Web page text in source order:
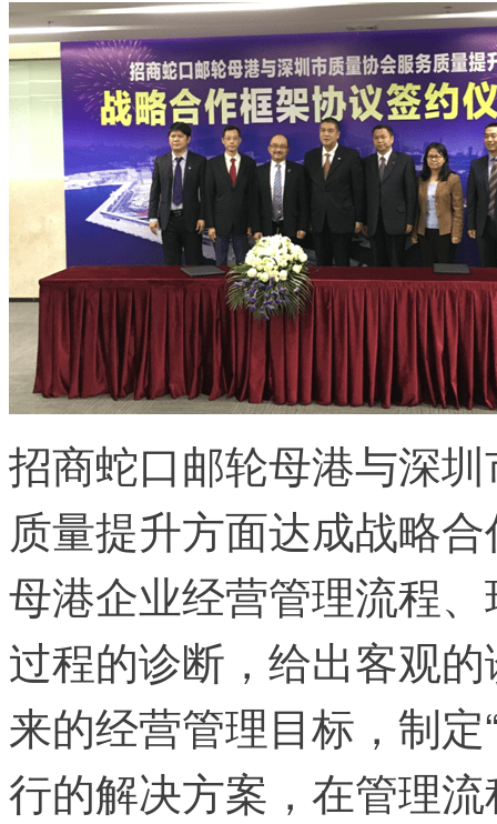
招商蛇口邮轮母港与深
质量提升方面达成战略
母港企业经营管理流程
过程的诊断，给出客观
来的经营管理目标，制
行的解决方案，在管理